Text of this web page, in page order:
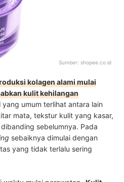
Sumber: shopee.co.id
kolagen alami mulai
kulit kehilangan
yang umum terlihat antara lain
mata, tekstur kulit yang kasar,
sebelumnya. Pada
sebaiknya dimulai dengan
yang tidak terlalu sering